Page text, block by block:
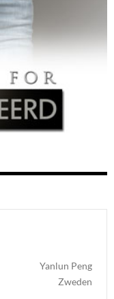
Yanlun Peng
Zweden